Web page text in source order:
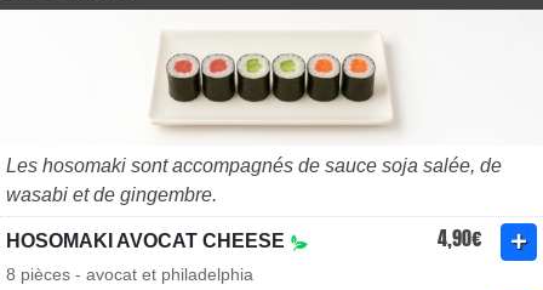
Les hosomaki sont accompagnés de sauce soja salée, de
wasabi et de gingembre.
HOSOMAKI AVOCAT CHEESE 4,90€
8 pièces - avocat et philadelphia